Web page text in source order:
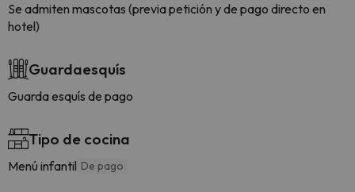
Se admiten mascotas (previa petición y de pago directo en
hotel)
Guardaesquís
Guarda esquís de pago
Tipo de cocina
Menú infantil De pago